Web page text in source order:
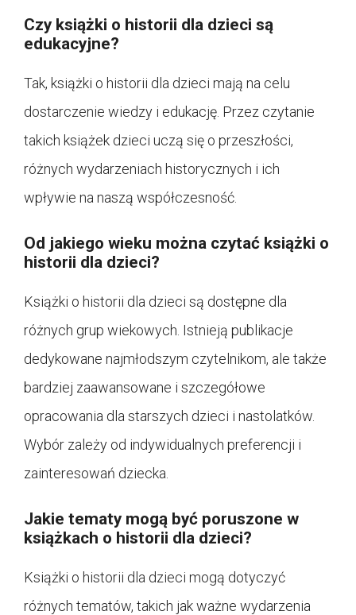
Czy książki o historii dla dzieci są
edukacyjne?
Tak, książki o historii dla dzieci mają na celu
dostarczenie wiedzy i edukację. Przez czytanie
takich książek dzieci uczą się o przeszłości,
różnych wydarzeniach historycznych i ich
wpływie na naszą współczesność.
Od jakiego wieku można czytać książki o
historii dla dzieci?
Książki o historii dla dzieci są dostępne dla
różnych grup wiekowych. Istnieją publikacje
dedykowane najmłodszym czytelnikom, ale także
bardziej zaawansowane i szczegółowe
opracowania dla starszych dzieci i nastolatków.
Wybór zależy od indywidualnych preferencji i
zainteresowań dziecka.
Jakie tematy mogą być poruszone w
książkach o historii dla dzieci?
Książki o historii dla dzieci mogą dotyczyć
różnych tematów, takich jak ważne wydarzenia